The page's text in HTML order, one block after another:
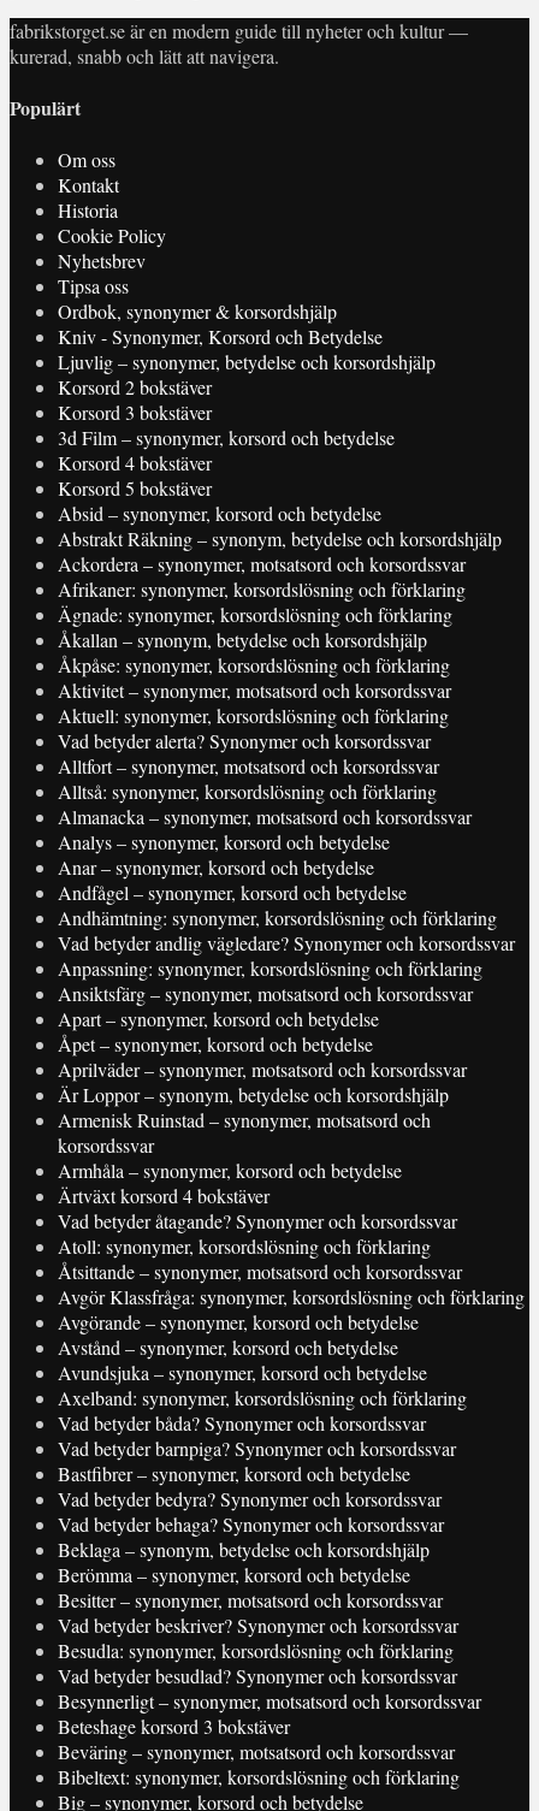
fabrikstorget.se är en modern guide till nyheter och kultur —
kurerad, snabb och lätt att navigera.
Populärt
Om oss
Kontakt
Historia
Cookie Policy
Nyhetsbrev
Tipsa oss
Ordbok, synonymer & korsordshjälp
Kniv - Synonymer, Korsord och Betydelse
Ljuvlig – synonymer, betydelse och korsordshjälp
Korsord 2 bokstäver
Korsord 3 bokstäver
3d Film – synonymer, korsord och betydelse
Korsord 4 bokstäver
Korsord 5 bokstäver
Absid – synonymer, korsord och betydelse
Abstrakt Räkning – synonym, betydelse och korsordshjälp
Ackordera – synonymer, motsatsord och korsordssvar
Afrikaner: synonymer, korsordslösning och förklaring
Ägnade: synonymer, korsordslösning och förklaring
Åkallan – synonym, betydelse och korsordshjälp
Åkpåse: synonymer, korsordslösning och förklaring
Aktivitet – synonymer, motsatsord och korsordssvar
Aktuell: synonymer, korsordslösning och förklaring
Vad betyder alerta? Synonymer och korsordssvar
Alltfort – synonymer, motsatsord och korsordssvar
Alltså: synonymer, korsordslösning och förklaring
Almanacka – synonymer, motsatsord och korsordssvar
Analys – synonymer, korsord och betydelse
Anar – synonymer, korsord och betydelse
Andfågel – synonymer, korsord och betydelse
Andhämtning: synonymer, korsordslösning och förklaring
Vad betyder andlig vägledare? Synonymer och korsordssvar
Anpassning: synonymer, korsordslösning och förklaring
Ansiktsfärg – synonymer, motsatsord och korsordssvar
Apart – synonymer, korsord och betydelse
Åpet – synonymer, korsord och betydelse
Aprilväder – synonymer, motsatsord och korsordssvar
Är Loppor – synonym, betydelse och korsordshjälp
Armenisk Ruinstad – synonymer, motsatsord och
korsordssvar
Armhåla – synonymer, korsord och betydelse
Ärtväxt korsord 4 bokstäver
Vad betyder åtagande? Synonymer och korsordssvar
Atoll: synonymer, korsordslösning och förklaring
Åtsittande – synonymer, motsatsord och korsordssvar
Avgör Klassfråga: synonymer, korsordslösning och förklaring
Avgörande – synonymer, korsord och betydelse
Avstånd – synonymer, korsord och betydelse
Avundsjuka – synonymer, korsord och betydelse
Axelband: synonymer, korsordslösning och förklaring
Vad betyder båda? Synonymer och korsordssvar
Vad betyder barnpiga? Synonymer och korsordssvar
Bastfibrer – synonymer, korsord och betydelse
Vad betyder bedyra? Synonymer och korsordssvar
Vad betyder behaga? Synonymer och korsordssvar
Beklaga – synonym, betydelse och korsordshjälp
Berömma – synonymer, korsord och betydelse
Besitter – synonymer, motsatsord och korsordssvar
Vad betyder beskriver? Synonymer och korsordssvar
Besudla: synonymer, korsordslösning och förklaring
Vad betyder besudlad? Synonymer och korsordssvar
Besynnerligt – synonymer, motsatsord och korsordssvar
Beteshage korsord 3 bokstäver
Beväring – synonymer, motsatsord och korsordssvar
Bibeltext: synonymer, korsordslösning och förklaring
Big – synonymer, korsord och betydelse